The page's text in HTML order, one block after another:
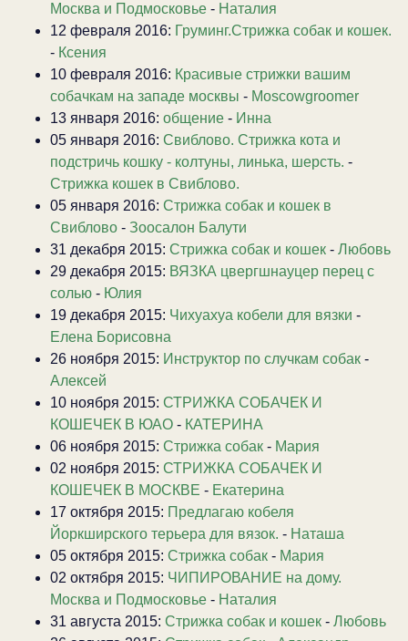
Москва и Подмосковье - Наталия
12 февраля 2016: Груминг.Стрижка собак и кошек.
- Ксения
10 февраля 2016: Красивые стрижки вашим
собачкам на западе москвы - Moscowgroomer
13 января 2016: общение - Инна
05 января 2016: Свиблово. Стрижка кота и
подстричь кошку - колтуны, линька, шерсть. -
Стрижка кошек в Свиблово.
05 января 2016: Стрижка собак и кошек в
Свиблово - Зоосалон Балути
31 декабря 2015: Стрижка собак и кошек - Любовь
29 декабря 2015: ВЯЗКА цвергшнауцер перец с
солью - Юлия
19 декабря 2015: Чихуахуа кобели для вязки -
Елена Борисовна
26 ноября 2015: Инструктор по случкам собак -
Алексей
10 ноября 2015: СТРИЖКА СОБАЧЕК И
КОШЕЧЕК В ЮАО - КАТЕРИНА
06 ноября 2015: Стрижка собак - Мария
02 ноября 2015: СТРИЖКА СОБАЧЕК И
КОШЕЧЕК В МОСКВЕ - Екатерина
17 октября 2015: Предлагаю кобеля
Йоркширского терьера для вязок. - Наташа
05 октября 2015: Стрижка собак - Мария
02 октября 2015: ЧИПИРОВАНИЕ на дому.
Москва и Подмосковье - Наталия
31 августа 2015: Стрижка собак и кошек - Любовь